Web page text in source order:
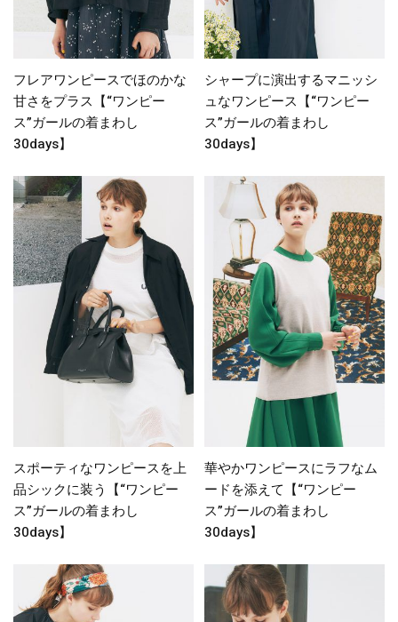
フレアワンピースでほのかな
甘さをプラス【“ワンピー
ス”ガールの着まわし
30days】
シャープに演出するマニッシ
ュなワンピース【“ワンピー
ス”ガールの着まわし
30days】
スポーティなワンピースを上
品シックに装う【“ワンピー
ス”ガールの着まわし
30days】
華やかワンピースにラフなム
ードを添えて【“ワンピー
ス”ガールの着まわし
30days】